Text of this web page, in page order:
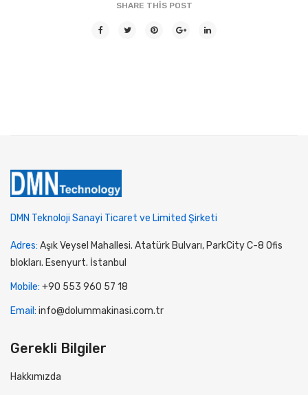
SHARE THIS POST
DMN Teknoloji Sanayi Ticaret ve Limited Şirketi
Adres: Aşık Veysel Mahallesi. Atatürk Bulvarı, ParkCity C-8 Ofis
blokları. Esenyurt. İstanbul
Mobile: +90 553 960 57 18
Email: info@dolummakinasi.com.tr
Gerekli Bilgiler
Hakkımızda